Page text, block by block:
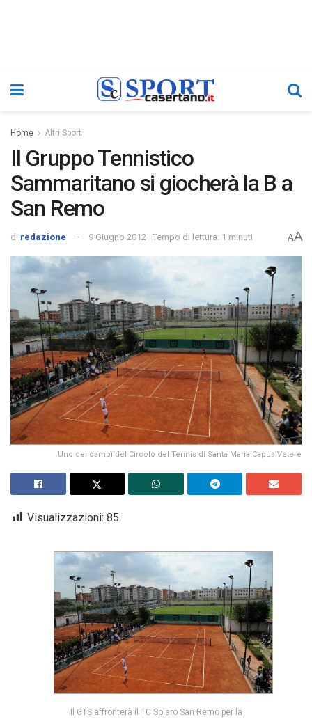
Home Altri Sport
Il Gruppo Tennistico
Sammaritano si giocherà la B a
San Remo
di redazione 9 Giugno 2012 Tempo di lettura: 1 minuti AA
Uno dei campi del Circolo del Tennis di Santa Maria Capua Vetere
Visualizzazioni: 85
Il GTS affronterà il TC Solaro San Remo per la